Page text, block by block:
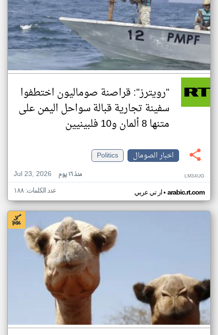
"رويترز": قراصنة صوماليون اختطفوا
سفينة تجارية قبالة سواحل اليمن على
متنها 8 ألمان و10 فلبينيين
اخبار الصومال
Politics
Jul 23, 2026
منذ ١٦ يوم LM34UG
ار تي عربي• arabic.rt.com عدد الكلمات: ١٨٨